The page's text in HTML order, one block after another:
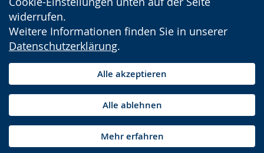
widerrufen.
Weitere Informationen finden Sie in unserer
Datenschutzerklärung.
Alle akzeptieren
Alle ablehnen
Mehr erfahren